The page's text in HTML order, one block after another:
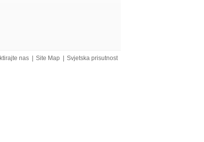
nas Site Map Svjetska prisutnost